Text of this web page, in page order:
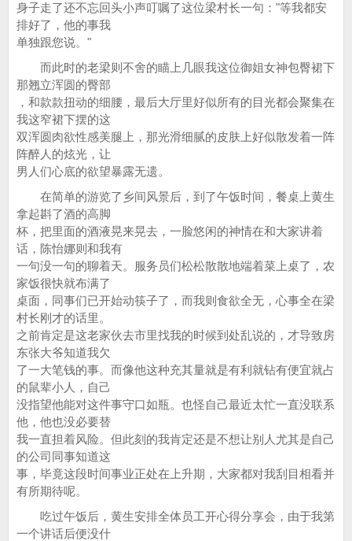
身子走了还不忘回头小声叮嘱了这位梁村长一句："等我都安
排好了，他的事我
单独跟您说。"
而此时的老梁则不舍的瞄上几眼我这位御姐女神包臀裙下
那翘立浑圆的臀部
，和款款扭动的细腰，最后大厅里好似所有的目光都会聚集在
我这窄裙下摆的这
双浑圆肉欲性感美腿上，那光滑细腻的皮肤上好似散发着一阵
阵醉人的炫光，让
男人们心底的欲望暴露无遗。
在简单的游览了乡间风景后，到了午饭时间，餐桌上黄生
拿起斟了酒的高脚
杯，把里面的酒液晃来晃去，一脸悠闲的神情在和大家讲着
话，陈怡娜则和我有
一句没一句的聊着天。服务员们松松散散地端着菜上桌了，农
家饭很快就布满了
桌面，同事们已开始动筷子了，而我则食欲全无，心事全在梁
村长刚才的话里。
之前肯定是这老家伙去市里找我的时候到处乱说的，才导致房
东张大爷知道我欠
了一大笔钱的事。而像他这种充其量就是有利就钻有便宜就占
的鼠辈小人，自己
没指望他能对这件事守口如瓶。也怪自己最近太忙一直没联系
他，他也没必要替
我一直担着风险。但此刻的我肯定还是不想让别人尤其是自己
的公司同事知道这
事，毕竟这段时间事业正处在上升期，大家都对我刮目相看并
有所期待呢。
吃过午饭后，黄生安排全体员工开心得分享会，由于我第
一个讲话后便没什